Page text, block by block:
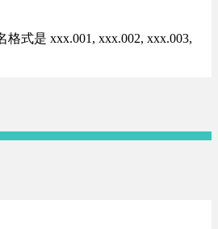
式是 xxx.001, xxx.002, xxx.003,